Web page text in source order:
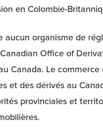
en Colombie-
aucun organisme de
Office of
Canada. Le commerce
et des dérivés au
provinciales et